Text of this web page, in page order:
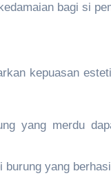
bagi si
kepuasan
yang merdu
burung yang